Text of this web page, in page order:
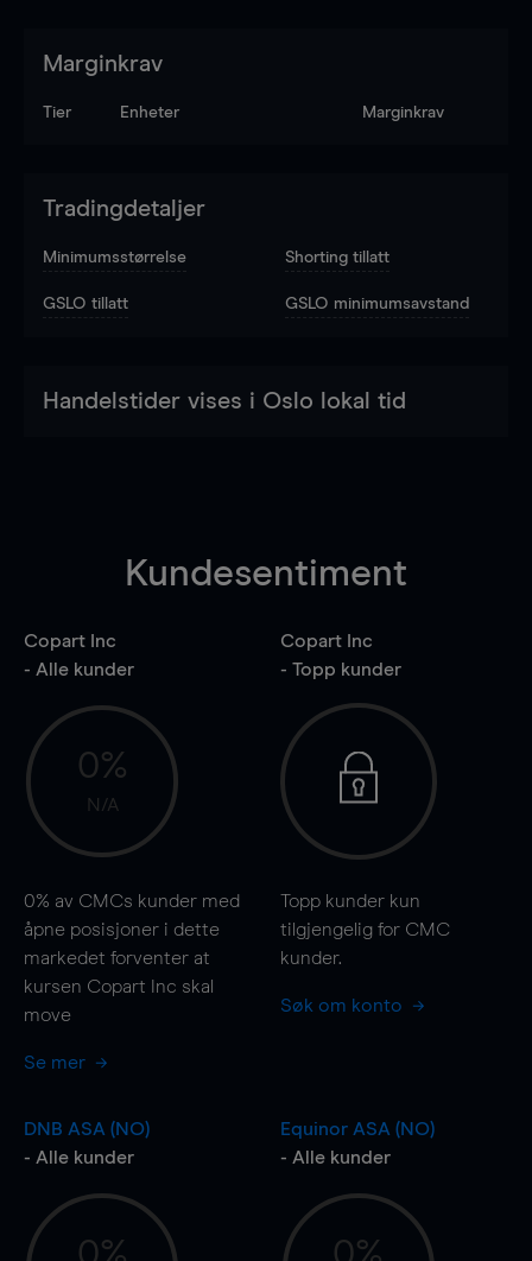
Marginkrav
Tier Enheter Marginkrav
Tradingdetaljer
Minimumsstørrelse Shorting tillatt
GSLO tillatt GSLO minimumsavstand
Handelstider vises i Oslo lokal tid
Kundesentiment
Copart Inc
- Alle kunder
0%
N/A
0% av CMCs kunder med
åpne posisjoner i dette
markedet forventer at
kursen Copart Inc skal
move
Se mer
Copart Inc
- Topp kunder
Topp kunder kun
tilgjengelig for CMC
kunder.
Søk om konto
DNB ASA (NO)
- Alle kunder
Equinor ASA (NO)
- Alle kunder